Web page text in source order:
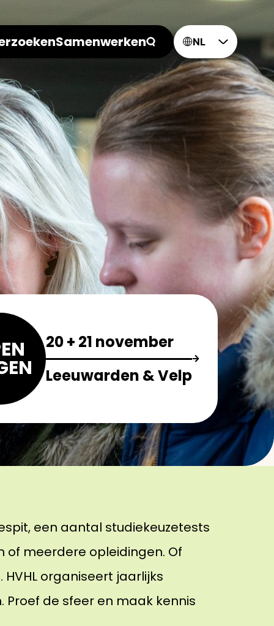
Samenwerken NL
20 + 21 november
Leeuwarden & Velp
een aantal studiekeuzetests
of meerdere opleidingen. Of
organiseert jaarlijks
de sfeer en maak kennis